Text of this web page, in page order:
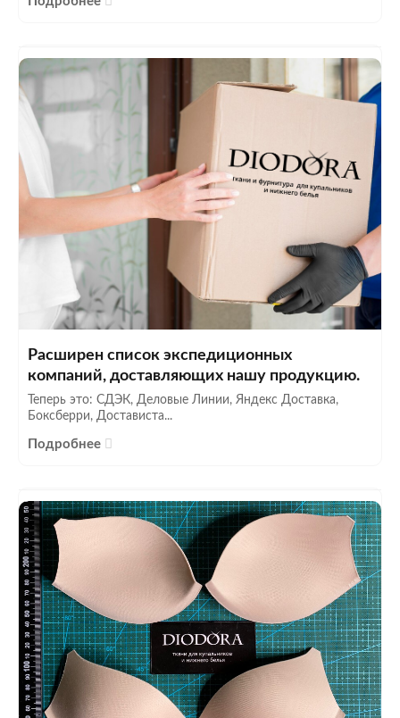
Расширен список экспедиционных
компаний, доставляющих нашу продукцию.
Теперь это: СДЭК, Деловые Линии, Яндекс Доставка,
Боксберри, Достависта...
Подробнее